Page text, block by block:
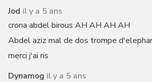
Jod il y a 5 ans
crona abdel birous AH AH AH AH
Abdel aziz mal de dos trompe
merci j'ai ris
Dynamog il y a 5 ans